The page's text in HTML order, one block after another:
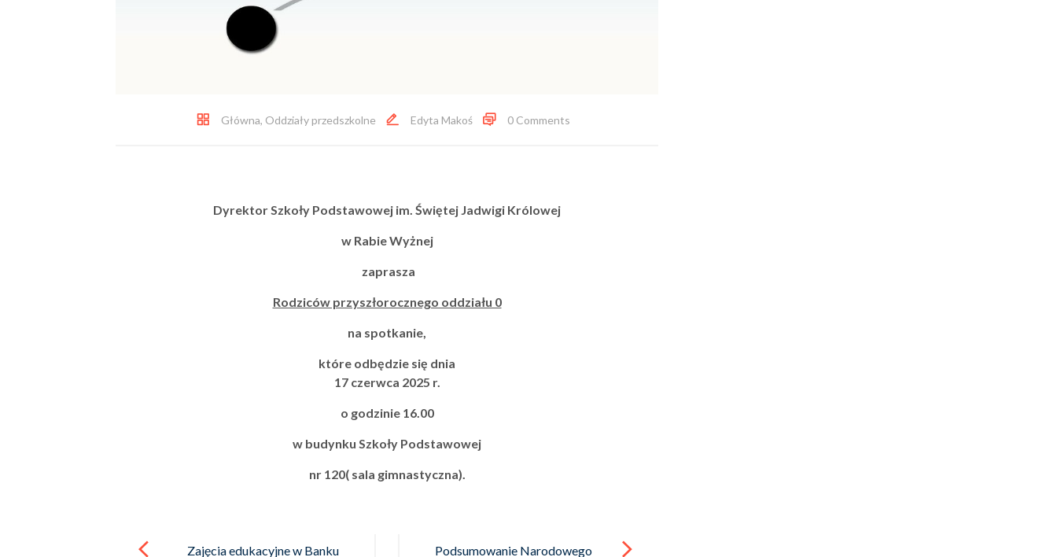
Główna, Oddziały przedszkolne Edyta Makoś 0 Comments
Dyrektor Szkoły Podstawowej im. Świętej Jadwigi Królowej
w Rabie Wyżnej
zaprasza
Rodziców przyszłorocznego oddziału 0
na spotkanie,
które odbędzie się dnia
17 czerwca 2025 r.
o godzinie 16.00
w budynku Szkoły Podstawowej
nr 120( sala gimnastyczna).
navigation
Zajęcia edukacyjne w Banku Podsumowanie Narodowego